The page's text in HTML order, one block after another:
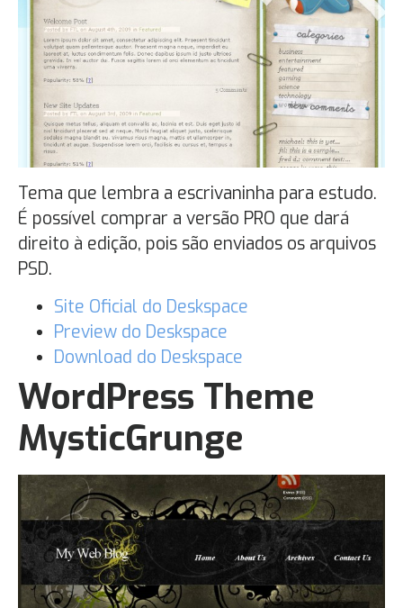
Tema que lembra a escrivaninha para estudo.
É possível comprar a versão PRO que dará
direito à edição, pois são enviados os arquivos
PSD.
Site Oficial do Deskspace
Preview do Deskspace
Download do Deskspace
WordPress Theme
MysticGrunge